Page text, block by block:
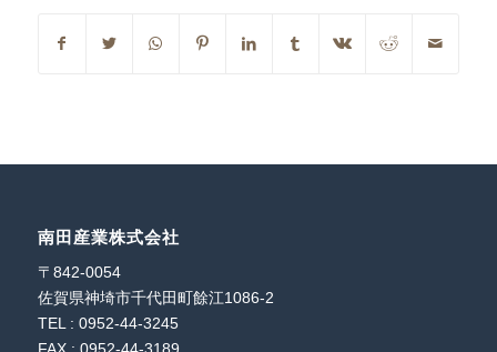
南田産業株式会社
〒842-0054
佐賀県神埼市千代田町餘江1086-2
TEL : 0952-44-3245
FAX : 0952-44-3189